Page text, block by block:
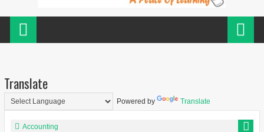
Translate
Powered by Translate
Accounting